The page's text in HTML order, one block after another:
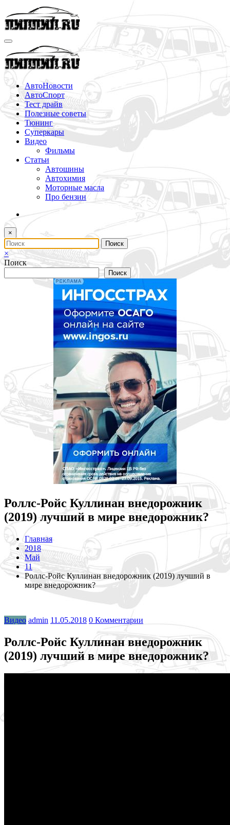
Перейти
к
содержимому
АвтоНовости
АвтоСпорт
Тест драйв
Полезные советы
Тюнинг
Суперкары
Видео
Фильмы
Статьи
Автошины
Автохимия
Моторные масла
Про бензин
×
×
Поиск
Поиск
Роллс-Ройс Куллинан внедорожник
(2019) лучший в мире внедорожник?
Главная
2018
Май
11
Роллс-Ройс Куллинан внедорожник (2019) лучший в
мире внедорожник?
Видео admin 11.05.2018 0 Комментарии
Роллс-Ройс Куллинан внедорожник
(2019) лучший в мире внедорожник?